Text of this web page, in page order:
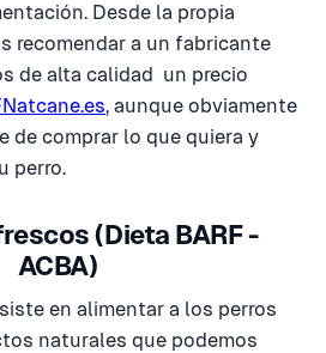
Desde la propia
recomendar a un fabricante
de alta calidad un precio
, aunque obviamente
de comprar lo que quiera y
perro.
(Dieta BARF -
ACBA)
en alimentar a los perros
naturales que podemos